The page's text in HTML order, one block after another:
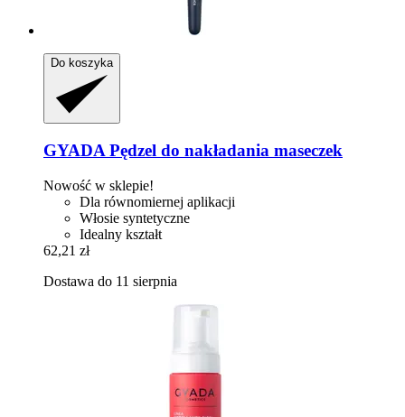
Do koszyka
GYADA Pędzel do nakładania maseczek
Nowość w sklepie!
Dla równomiernej aplikacji
Włosie syntetyczne
Idealny kształt
62,21 zł
Dostawa do 11 sierpnia